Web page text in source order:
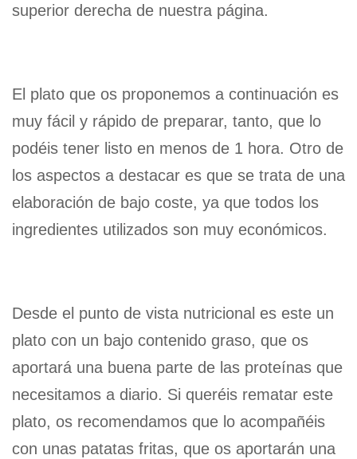
superior derecha de nuestra página.
El plato que os proponemos a continuación es
muy fácil y rápido de preparar, tanto, que lo
podéis tener listo en menos de 1 hora. Otro de
los aspectos a destacar es que se trata de una
elaboración de bajo coste, ya que todos los
ingredientes utilizados son muy económicos.
Desde el punto de vista nutricional es este un
plato con un bajo contenido graso, que os
aportará una buena parte de las proteínas que
necesitamos a diario. Si queréis rematar este
plato, os recomendamos que lo acompañéis
con unas patatas fritas, que os aportarán una